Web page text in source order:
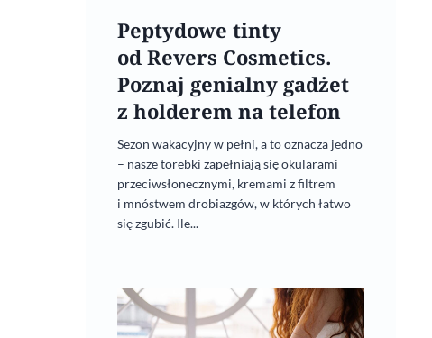
Peptydowe tinty
od Revers Cosmetics.
Poznaj genialny gadżet
z holderem na telefon
Sezon wakacyjny w pełni, a to oznacza jedno
– nasze torebki zapełniają się okularami
przeciwsłonecznymi, kremami z filtrem
i mnóstwem drobiazgów, w których łatwo
się zgubić. Ile...